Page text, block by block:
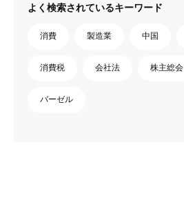
よく検索されているキーワード
消費 製造業 中国
消費税 会社法 株主総会
バーゼル